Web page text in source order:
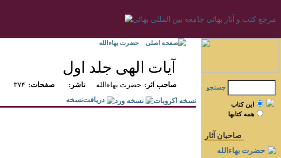
صفحه اصلی حضرت بهاءالله
آيات الهی جلد اول
۳۷۴ :صفحات :ناشر حضرت بهاءالله
:صاحب اثر
جستجو
اين کتاب
همه کتابها
صاحبان آثار
حضرت بهاءالله